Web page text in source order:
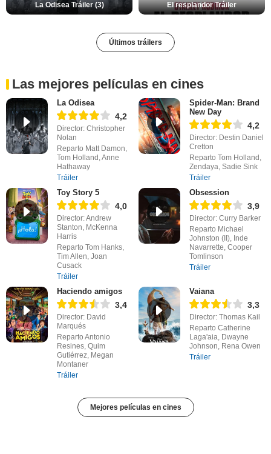
La Odisea Tráiler (3) El resplandor Tráiler
Últimos tráilers
Las mejores películas en cines
La Odisea
4,2
Director: Christopher
Nolan
Reparto Matt Damon,
Tom Holland, Anne
Hathaway
Tráiler
Spider-Man: Brand
New Day
4,2
Director: Destin Daniel
Cretton
Reparto Tom Holland,
Zendaya, Sadie Sink
Tráiler
Toy Story 5
4,0
Director: Andrew
Stanton, McKenna
Harris
Reparto Tom Hanks,
Tim Allen, Joan
Cusack
Tráiler
Obsession
3,9
Director: Curry Barker
Reparto Michael
Johnston (II), Inde
Navarrette, Cooper
Tomlinson
Tráiler
Haciendo amigos
3,4
Director: David
Marqués
Reparto Antonio
Resines, Quim
Gutiérrez, Megan
Montaner
Tráiler
Vaiana
3,3
Director: Thomas Kail
Reparto Catherine
Laga'aia, Dwayne
Johnson, Rena Owen
Tráiler
Mejores películas en cines